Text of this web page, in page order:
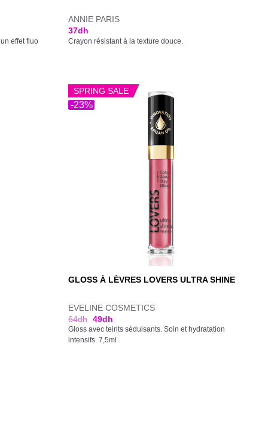
effet fluo
ANNIE PARIS
37dh
Crayon résistant à la texture douce.
-23%
SPRING SALE
GLOSS À LÈVRES LOVERS ULTRA SHINE
EVELINE COSMETICS
64dh 49dh
Gloss avec teints séduisants. Soin et hydratation
intensifs. 7,5ml